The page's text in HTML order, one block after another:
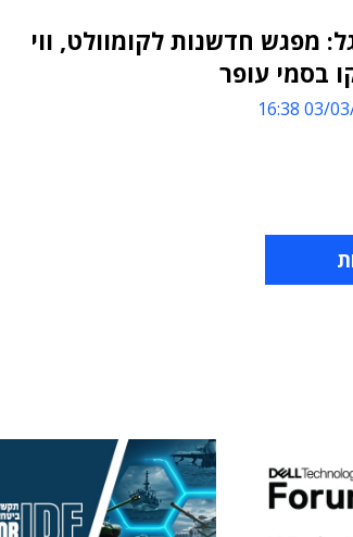
מפגש חדשנות לקומוולט, ווי
בסמי עופר
03/03/